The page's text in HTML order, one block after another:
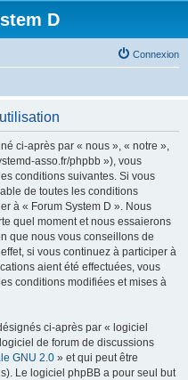
D
Connexion
ci-après par « nous », « notre »,
asso.fr/phpbb »), vous
conditions suivantes. Si vous
de toutes les conditions
à « Forum System D ». Nous
quel moment et nous essaierons
que nous vous conseillons de
si vous continuez à participer à
aient été effectuées, vous
conditions modifiées et mises à
ci-après par « logiciel
de forum de discussions
GNU 2.0 » et qui peut être
Le logiciel phpBB a pour seul but